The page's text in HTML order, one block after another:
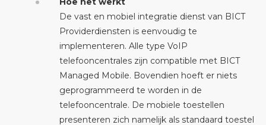
De vast en mobiel integratie dienst van BICT
Providerdiensten is eenvoudig te
implementeren. Alle type VoIP
telefooncentrales zijn compatible met BICT
Managed Mobile. Bovendien hoeft er niets
geprogrammeerd te worden in de
telefooncentrale. De mobiele toestellen
presenteren zich namelijk als standaard toestel